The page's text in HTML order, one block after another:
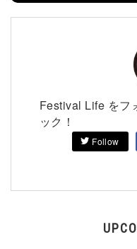
Festival Life をフ
ック！
Follow